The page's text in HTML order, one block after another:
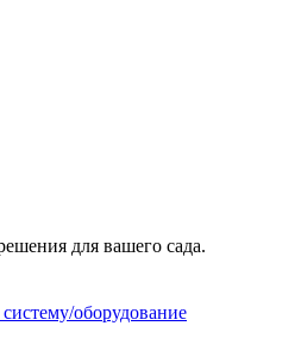
для вашего сада.
систему/оборудование